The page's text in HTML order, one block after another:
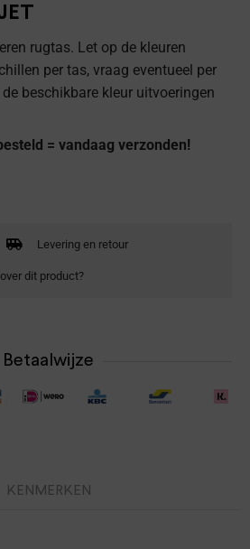
rugtas. Let op de kleuren
per tas, vraag eventueel per
beschikbare kleur uitvoeringen
= vandaag verzonden!
Levering en retour
dit product?
Betaalwijze
KENMERKEN